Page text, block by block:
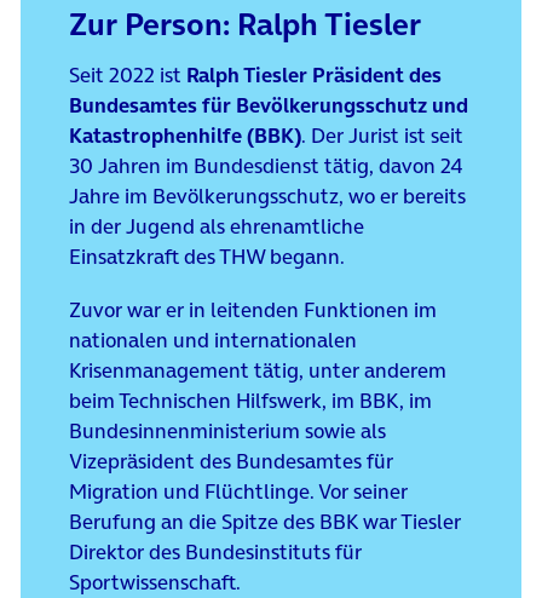
Zur Person: Ralph Tiesler
Seit 2022 ist Ralph Tiesler Präsident des
Bundesamtes für Bevölkerungsschutz und
Katastrophenhilfe (BBK). Der Jurist ist seit
30 Jahren im Bundesdienst tätig, davon 24
Jahre im Bevölkerungsschutz, wo er bereits
in der Jugend als ehrenamtliche
Einsatzkraft des THW begann.
Zuvor war er in leitenden Funktionen im
nationalen und internationalen
Krisenmanagement tätig, unter anderem
beim Technischen Hilfswerk, im BBK, im
Bundesinnenministerium sowie als
Vizepräsident des Bundesamtes für
Migration und Flüchtlinge. Vor seiner
Berufung an die Spitze des BBK war Tiesler
Direktor des Bundesinstituts für
Sportwissenschaft.